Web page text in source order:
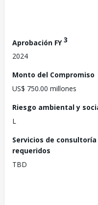
Aprobación FY3
2024
Monto del Compromiso
US$ 750.00 millones
Riesgo ambiental y
L
Servicios de consultoría
requeridos
TBD